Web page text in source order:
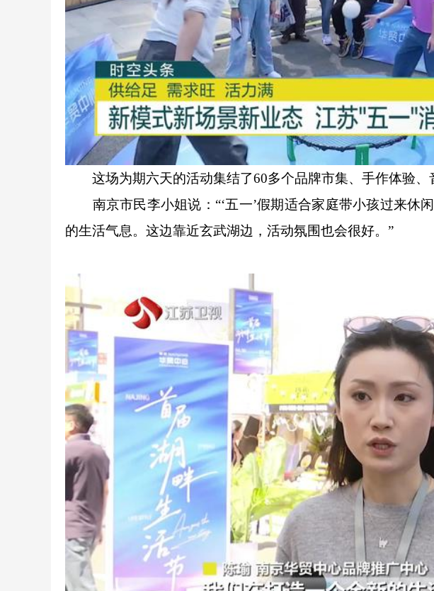
这场为期六天的活动集结了60多个品牌市集、手作体验、
南京市民李小姐说：“‘五一’假期适合家庭带小孩过来休
的生活气息。这边靠近玄武湖边，活动氛围也会很好。”